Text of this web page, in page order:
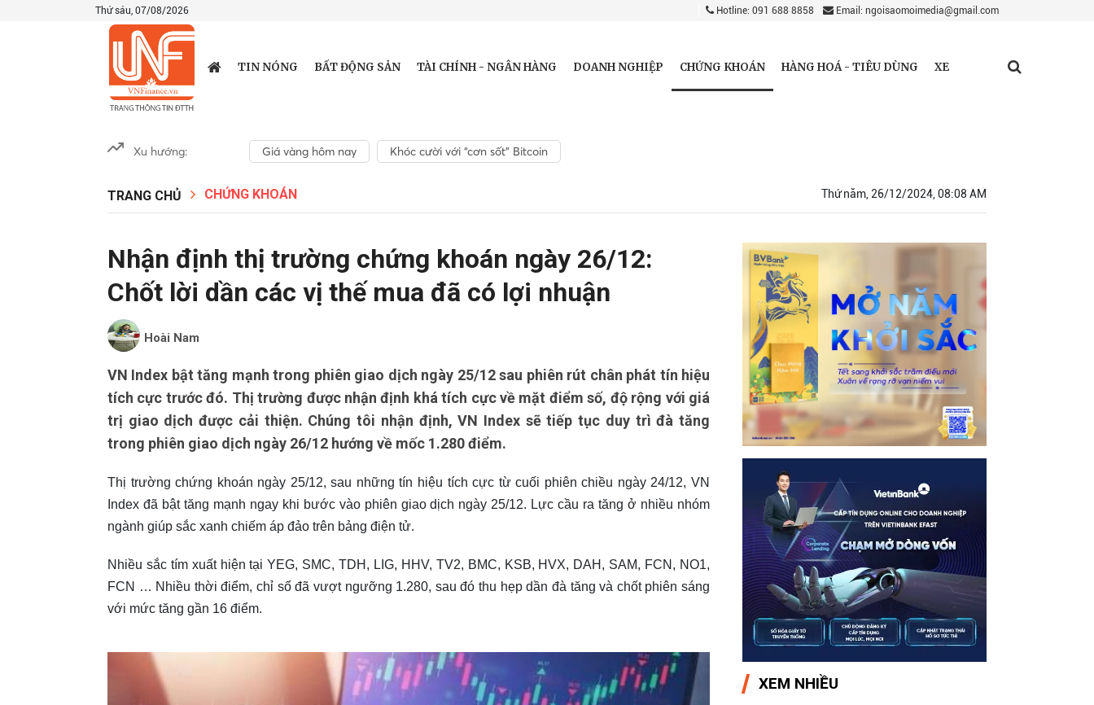
Thứ sáu, 07/08/2026 Hotline: 091 688 8858 Email: ngoisaomoimedia@gmail.com
TIN NÓNG BẤT ĐỘNG SẢN TÀI CHÍNH - NGÂN HÀNG DOANH NGHIỆP CHỨNG KHOÁN HÀNG HOÁ - TIÊU DÙNG XE
Xu hướng: Giá vàng hôm nay Khóc cười với “cơn sốt” Bitcoin
TRANG CHỦ CHỨNG KHOÁN Thứ năm, 26/12/2024, 08:08 AM
Nhận định thị trường chứng khoán ngày 26/12:
Chốt lời dần các vị thế mua đã có lợi nhuận
Hoài Nam
VN Index bật tăng mạnh trong phiên giao dịch ngày 25/12 sau phiên rút chân phát tín hiệu
tích cực trước đó. Thị trường được nhận định khá tích cực về mặt điểm số, độ rộng với giá
trị giao dịch được cải thiện. Chúng tôi nhận định, VN Index sẽ tiếp tục duy trì đà tăng
trong phiên giao dịch ngày 26/12 hướng về mốc 1.280 điểm.
Thị trường chứng khoán ngày 25/12, sau những tín hiệu tích cực từ cuối phiên chiều ngày 24/12, VN
Index đã bật tăng mạnh ngay khi bước vào phiên giao dịch ngày 25/12. Lực cầu ra tăng ở nhiều nhóm
ngành giúp sắc xanh chiếm áp đảo trên bảng điện tử.
Nhiều sắc tím xuất hiện tại YEG, SMC, TDH, LIG, HHV, TV2, BMC, KSB, HVX, DAH, SAM, FCN, NO1,
FCN … Nhiều thời điểm, chỉ số đã vượt ngưỡng 1.280, sau đó thu hẹp dần đà tăng và chốt phiên sáng
với mức tăng gần 16 điểm.
XEM NHIỀU